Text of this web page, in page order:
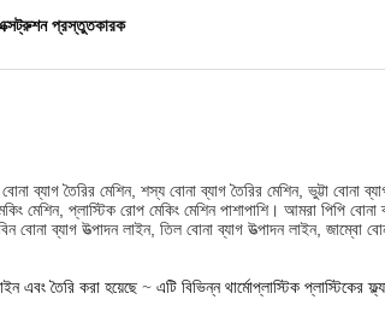
এক্সট্রুশন প্রস্তুতকারক
ব্যাগ তৈরির মেশিন, শস্য বোনা ব্যাগ তৈরির মেশিন, ভুট্টা বোনা
প্লাস্টিক রোপ মেকিং মেশিন পাশাপাশি। আমরা পিপি বোনা
বোনা ব্যাগ উত্পাদন লাইন, তিল বোনা ব্যাগ উত্পাদন লাইন, জাম্বো
এবং তৈরি করা হয়েছে ~ এটি বিভিন্ন থার্মোপ্লাস্টিক